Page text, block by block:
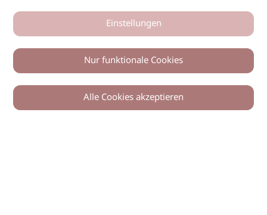
Einstellungen
Nur funktionale Cookies
Alle Cookies akzeptieren